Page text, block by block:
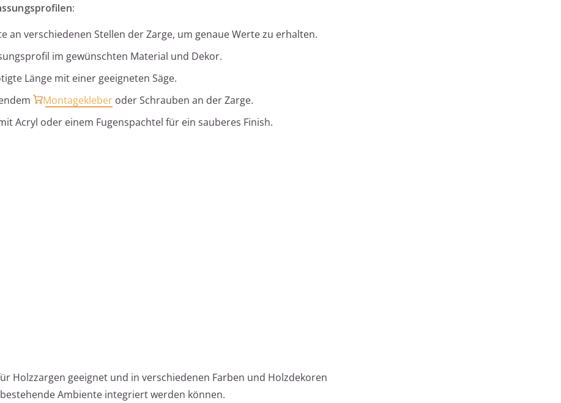
an verschiedenen Stellen der Zarge, um genaue Werte zu erhalten.
im gewünschten Material und Dekor.
Länge mit einer geeigneten Säge.
Montagekleber oder Schrauben an der Zarge.
Acryl oder einem Fugenspachtel für ein sauberes Finish.
Holzzargen geeignet und in verschiedenen Farben und Holzdekoren
Ambiente integriert werden können.